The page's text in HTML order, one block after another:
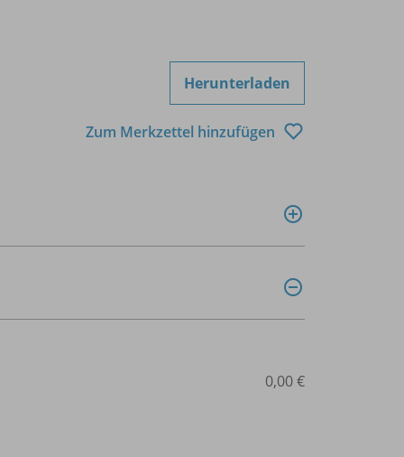
Herunterladen
Zum Merkzettel hinzufügen
0,00 €